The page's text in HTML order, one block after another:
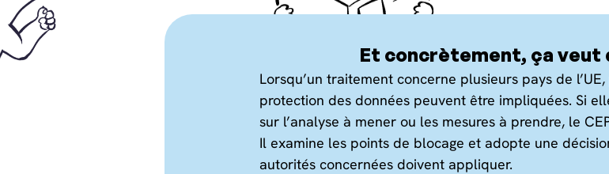
Et concrètement, ça veut
Lorsqu’un traitement concerne plusieurs pays de
protection des données peuvent être impliquées. Si
sur l’analyse à mener ou les mesures à prendre, le
Il examine les points de blocage et adopte une
autorités concernées doivent appliquer.